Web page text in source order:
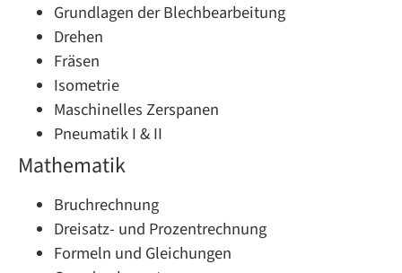
Grundlagen der Blechbearbeitung
Drehen
Fräsen
Isometrie
Maschinelles Zerspanen
Pneumatik I & II
Mathematik
Bruchrechnung
Dreisatz- und Prozentrechnung
Formeln und Gleichungen